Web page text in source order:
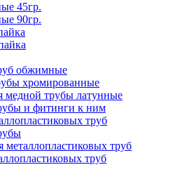
45гр.
90гр.
обжимные
хромированные
трубы латунные
и фитинги к ним
труб
труб
труб